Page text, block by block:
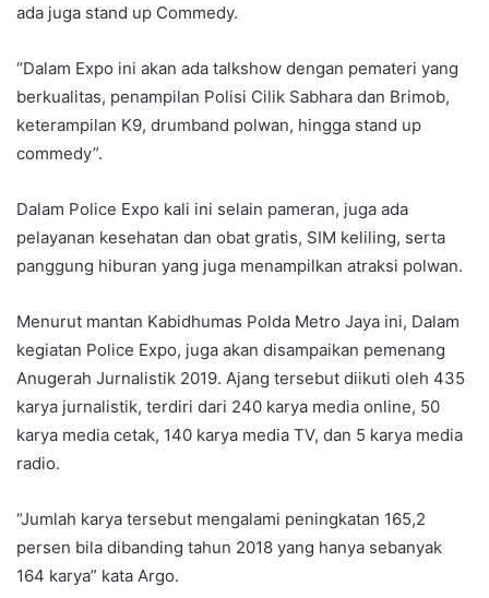
ada juga stand up Commedy.
“Dalam Expo ini akan ada talkshow dengan pemateri yang
berkualitas, penampilan Polisi Cilik Sabhara dan Brimob,
keterampilan K9, drumband polwan, hingga stand up
commedy”.
Dalam Police Expo kali ini selain pameran, juga ada
pelayanan kesehatan dan obat gratis, SIM keliling, serta
panggung hiburan yang juga menampilkan atraksi polwan.
Menurut mantan Kabidhumas Polda Metro Jaya ini, Dalam
kegiatan Police Expo, juga akan disampaikan pemenang
Anugerah Jurnalistik 2019. Ajang tersebut diikuti oleh 435
karya jurnalistik, terdiri dari 240 karya media online, 50
karya media cetak, 140 karya media TV, dan 5 karya media
radio.
“Jumlah karya tersebut mengalami peningkatan 165,2
persen bila dibanding tahun 2018 yang hanya sebanyak
164 karya” kata Argo.